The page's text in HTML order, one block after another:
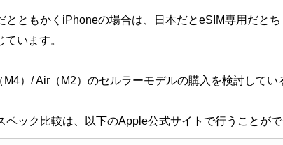
とともかくiPhoneの場合は、日本だとeSIM専用だと
います。
M4）/ Air（M2）のセルラーモデルの購入を検討して
ペック比較は、以下のApple公式サイトで行うことがで